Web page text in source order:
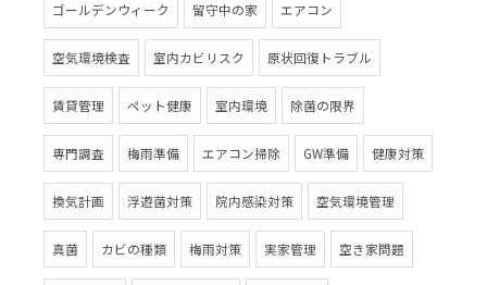
ゴールデンウィーク 留守中の家 エアコン
空気環境検査 室内カビリスク 原状回復トラブル
賃貸管理 ペット健康 室内環境 除菌の限界
専門調査 梅雨準備 エアコン掃除 GW準備 健康対策
換気計画 浮遊菌対策 院内感染対策 空気環境管理
真菌 カビの種類 梅雨対策 実家管理 空き家問題